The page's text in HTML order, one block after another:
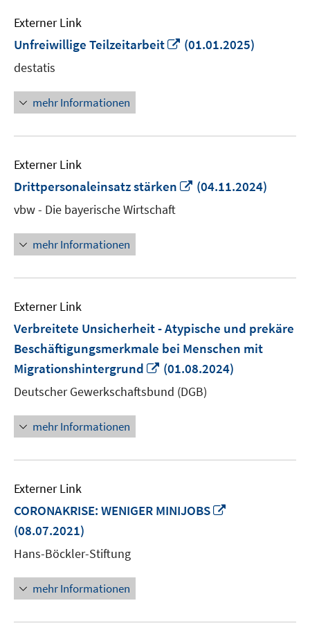
Externer Link
Unfreiwillige Teilzeitarbeit
In
(01.01.2025)
destatis
mehr Informationen
Externer Link
Drittpersonaleinsatz stärken
In
(04.11.2024)
vbw - Die bayerische Wirtschaft
mehr Informationen
Externer Link
Verbreitete Unsicherheit - Atypische und prekäre
Beschäftigungsmerkmale bei Menschen mit
Migrationshintergrund
In
neuem
Fenster
(01.08.2024)
Deutscher Gewerkschaftsbund (DGB)
mehr Informationen
Externer Link
CORONAKRISE: WENIGER MINIJOBS
(08.07.2021)
Hans-Böckler-Stiftung
mehr Informationen